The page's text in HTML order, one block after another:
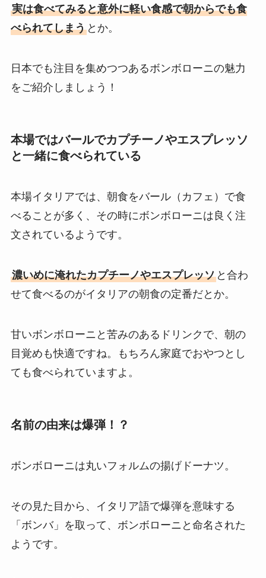
実は食べてみると意外に軽い食感で朝からでも食
べられてしまうとか。
日本でも注目を集めつつあるボンボローニの魅力
をご紹介しましょう！
本場ではバールでカプチーノやエスプレッソ
と一緒に食べられている
本場イタリアでは、朝食をバール（カフェ）で食
べることが多く、その時にボンボローニは良く注
文されているようです。
濃いめに淹れたカプチーノやエスプレッソと合わ
せて食べるのがイタリアの朝食の定番だとか。
甘いボンボローニと苦みのあるドリンクで、朝の
目覚めも快適ですね。もちろん家庭でおやつとし
ても食べられていますよ。
名前の由来は爆弾！？
ボンボローニは丸いフォルムの揚げドーナツ。
その見た目から、イタリア語で爆弾を意味する
「ボンバ」を取って、ボンボローニと命名された
ようです。